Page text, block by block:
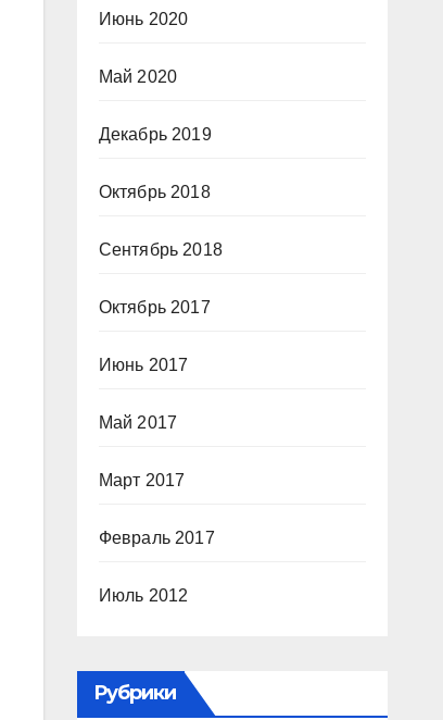
Июнь 2020
Май 2020
Декабрь 2019
Октябрь 2018
Сентябрь 2018
Октябрь 2017
Июнь 2017
Май 2017
Март 2017
Февраль 2017
Июль 2012
Рубрики